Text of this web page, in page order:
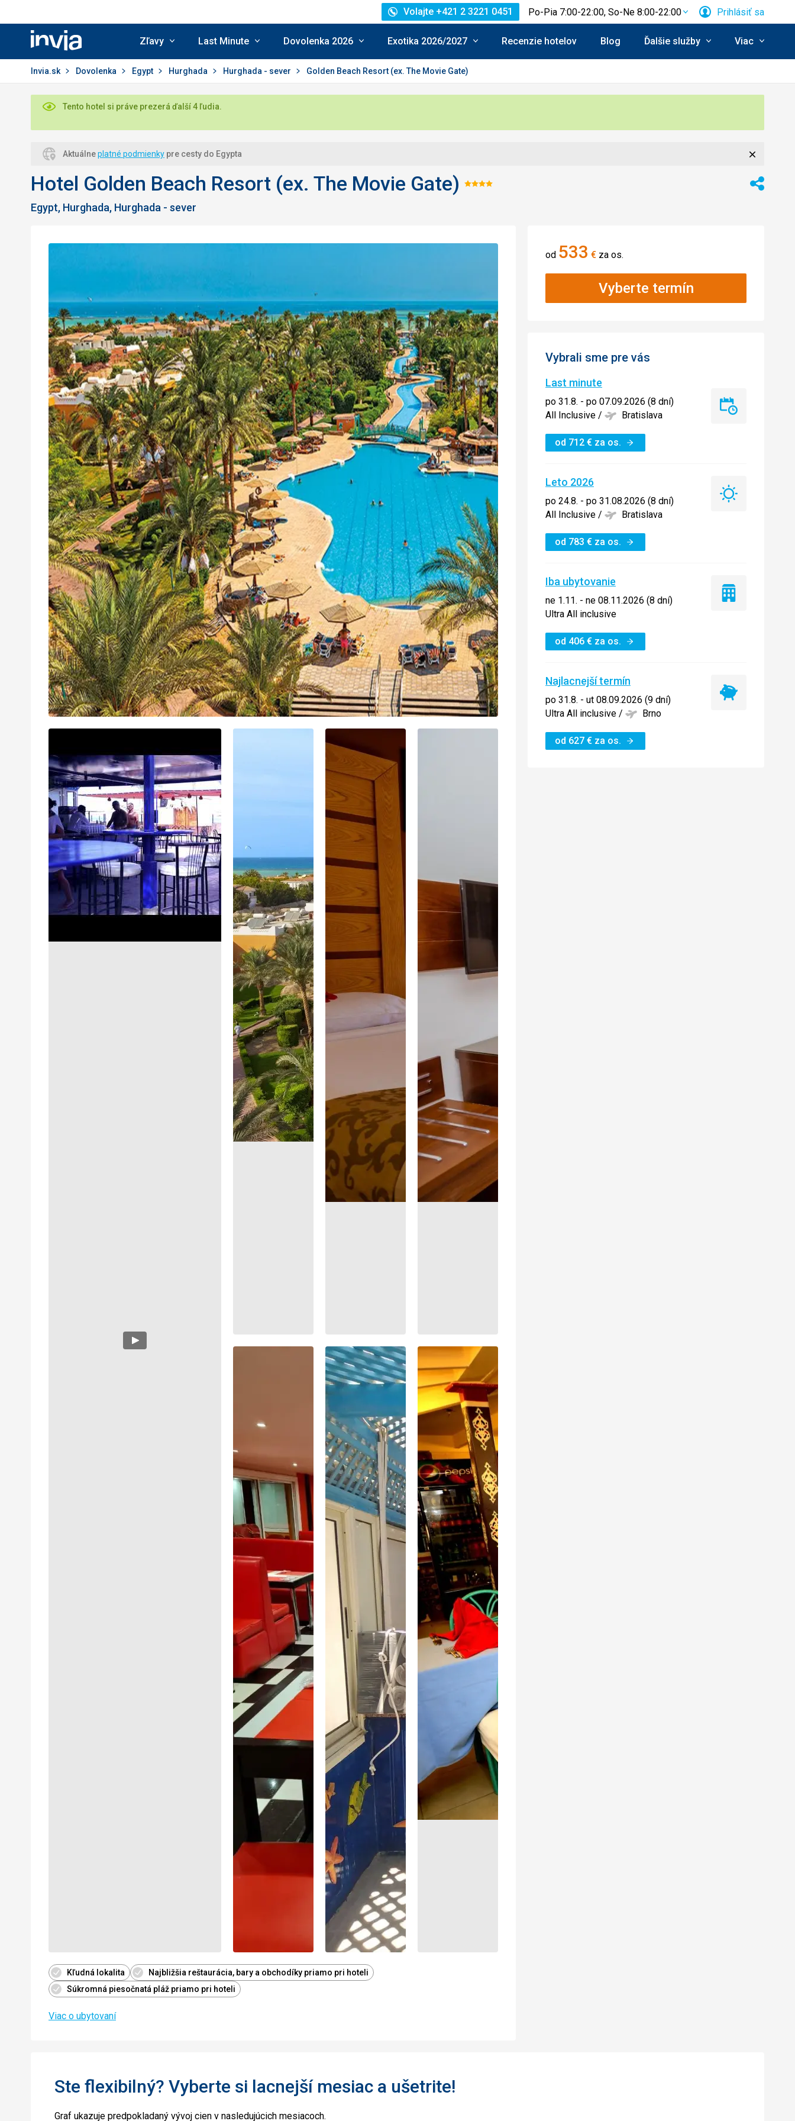
Invia.sk
Volajte +421 2 3221 0451 Po-Pia 7:00-22:00, So-Ne 8:00-22:00 Prihlásiť sa
Zľavy Last Minute Dovolenka 2026 Exotika 2026/2027 Recenzie hotelov Blog Ďalšie služby Viac
Invia.sk Dovolenka Egypt Hurghada Hurghada - sever Golden Beach Resort (ex. The Movie Gate)
Tento hotel si práve prezerá ďalší 4 ľudia.
Aktuálneplatné podmienky pre cesty do Egypta
Hotel Golden Beach Resort (ex. The Movie Gate) Hodnotenie:
Egypt, Hurghada, Hurghada - sever
Zdieľať
Kľudná lokalita
Najbližšia reštaurácia, bary a obchodíky priamo pri hoteli
Súkromná piesočnatá pláž priamo pri hoteli
Viac o ubytovaní
od 533 € za os.
Vyberte termín
Vybrali sme pre vás
Last minute
po 31.8. - po 07.09.2026 (8 dní)
All Inclusive / Bratislava
od 712 € za os.
Last
Leto 2026
po 24.8. - po 31.08.2026 (8 dní)
All Inclusive / Bratislava
od 783 € za os.
Leto
Iba ubytovanie
ne 1.11. - ne 08.11.2026 (8 dní)
Ultra All inclusive
od 406 € za os.
Iba
Najlacnejší termín
po 31.8. - ut 08.09.2026 (9 dní)
Ultra All inclusive / Brno
od 627 € za os.
Najlacnejší
Ste flexibilný? Vyberte si lacnejší mesiac a ušetrite!
Graf ukazuje predpokladaný vývoj cien v nasledujúcich mesiacoch.